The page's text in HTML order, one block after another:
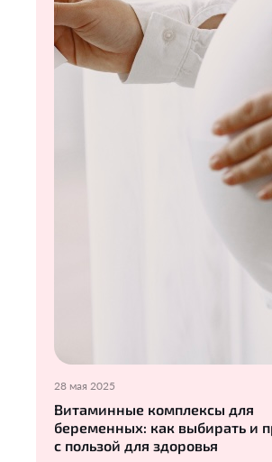
28 мая 2025
Витаминные комплексы для
беременных: как выбирать и
с пользой для здоровья